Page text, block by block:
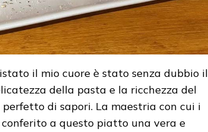
il mio cuore è stato senza dubbio il
della pasta e la ricchezza del
di sapori. La maestria con cui i
a questo piatto una vera e